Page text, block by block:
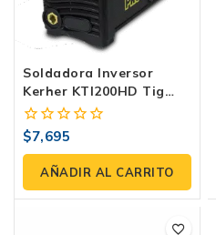
Soldadora Inversor
Kerher KTI200HD Tig
200 Amp – Tecnología
Inverter Alemana De
Vanguardia
0
fuera
5
$7,695
AÑADIR AL CARRITO